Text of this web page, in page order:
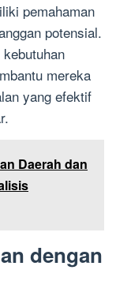
pemahaman
potensial.
mereka
yang efektif
Daerah dan
dengan